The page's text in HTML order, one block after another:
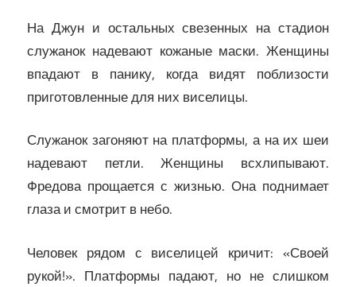
На Джун и остальных свезенных на стадион
служанок надевают кожаные маски. Женщины
впадают в панику, когда видят поблизости
приготовленные для них виселицы.
Служанок загоняют на платформы, а на их шеи
надевают петли. Женщины всхлипывают.
Фредова прощается с жизнью. Она поднимает
глаза и смотрит в небо.
Человек рядом с виселицей кричит: «Своей
рукой!». Платформы падают, но не слишком